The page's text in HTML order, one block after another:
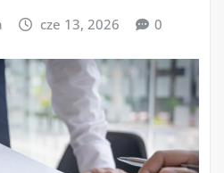
cze 13, 2026 0